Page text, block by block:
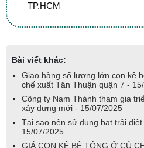
TP.HCM
Bài viết khác:
Giao hàng số lượng lớn con kê
chế xuất Tân Thuận quận 7 -
Công ty Nam Thành tham gia
xây dựng mới - 15/07/2025
Tại sao nên sử dụng bạt trải
15/07/2025
GIÁ CON KÊ BÊ TÔNG Ở CỦ